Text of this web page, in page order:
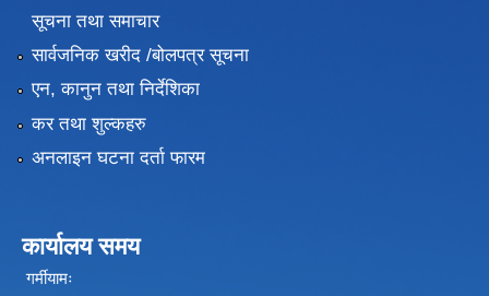
सूचना तथा समाचार
सार्वजनिक खरीद /बोलपत्र सूचना
एन, कानुन तथा निर्देशिका
कर तथा शुल्कहरु
अनलाइन घटना दर्ता फारम
कार्यालय समय
गर्मीयामः